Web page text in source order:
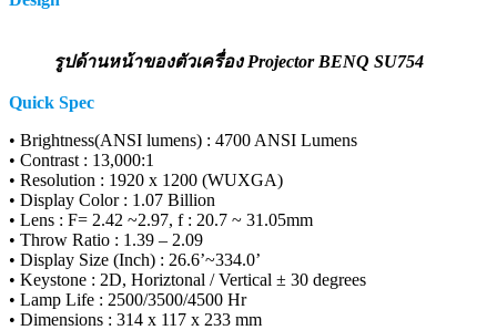
รูปด้านหน้าของตัวเครื่อง Projector BENQ SU754
Quick Spec
• Brightness(ANSI lumens) : 4700 ANSI Lumens
• Contrast : 13,000:1
• Resolution : 1920 x 1200 (WUXGA)
• Display Color : 1.07 Billion
• Lens : F= 2.42 ~2.97, f : 20.7 ~ 31.05mm‎
• Throw Ratio : 1.39 – 2.09‎
• Display Size (Inch) : 26.6’~334.0’‎
• Keystone : 2D, Horiztonal / Vertical ± 30 degrees‎
• Lamp Life : 2500/3500/4500 Hr
• Dimensions : 314 x 117 x 233 mm‎